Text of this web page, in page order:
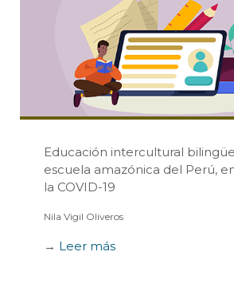
Educación intercultural
escuela amazónica del Perú,
la COVID-19
Nila Vigil Oliveros
→ Leer más